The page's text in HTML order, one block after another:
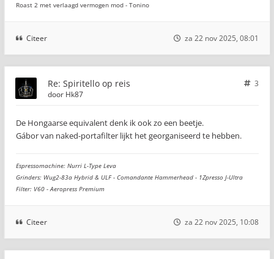
Roast 2 met verlaagd vermogen mod - Tonino
Citeer za 22 nov 2025, 08:01
Re: Spiritello op reis
3
door Hk87
De Hongaarse equivalent denk ik ook zo een beetje.
Gábor van naked-portafilter lijkt het georganiseerd te hebben.
Espressomachine: Nurri L-Type Leva
Grinders: Wug2-83a Hybrid & ULF - Comandante Hammerhead - 1Zpresso J-Ultra
Filter: V60 - Aeropress Premium
Citeer za 22 nov 2025, 10:08